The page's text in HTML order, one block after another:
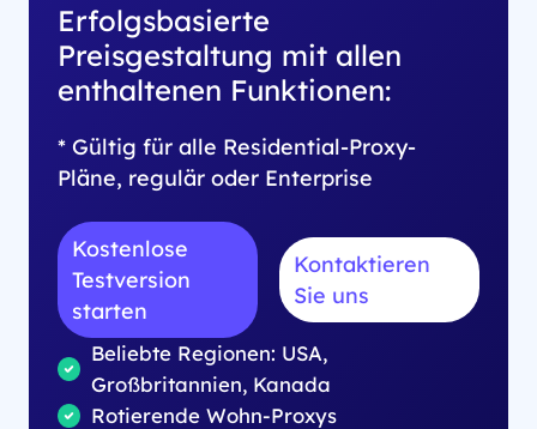
Erfolgsbasierte
Preisgestaltung mit allen
enthaltenen Funktionen:
* Gültig für alle Residential-Proxy-
Pläne, regulär oder Enterprise
Kostenlose
Testversion
starten
Kontaktieren
Sie uns
Beliebte Regionen: USA,
Großbritannien, Kanada
Rotierende Wohn-Proxys